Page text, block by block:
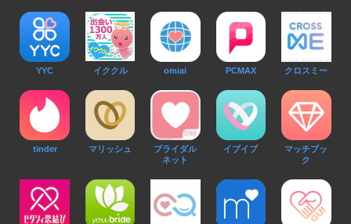
YYC イククル omiai PCMAX クロスミー
tinder マリッシュ
ブライダル
ネット
イブイブ
マッチブッ
ク